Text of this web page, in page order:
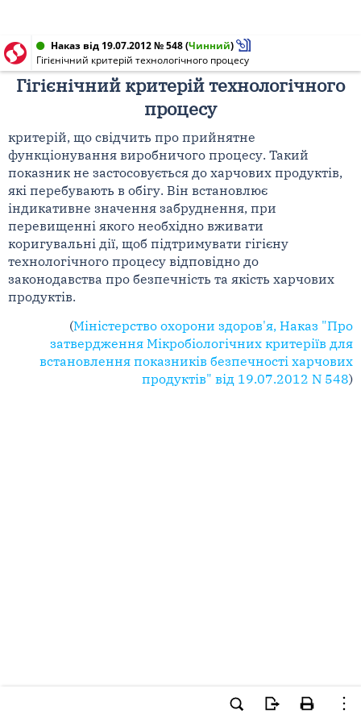
Наказ від 19.07.2012 № 548(Чинний)
Гігієнічний критерій технологічного процесу